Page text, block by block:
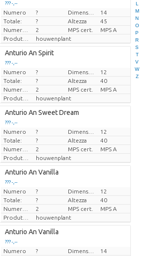
L
M
N
O
P
R
S
T
V
W
Z
??? -,--
Prezzo x uno
Loading...
??? -,--
Prezzo x uno
Loading...
??? -,--
Prezzo x uno
Loading...
??? -,--
Prezzo x uno
Loading...
??? -,--
Prezzo x uno
??? -,--
Prezzo x uno
Numero ?
14
Totale:
? Altezza
45
Numero di piante/vaso
2 MPS cert.
MPS A
Produttore
houwenplant
Anturio An Spirit
??? -,--
Prezzo x uno
Numero ?
12
Totale:
? Altezza
40
Numero di piante/vaso
2 MPS cert.
MPS A
Produttore
houwenplant
Anturio An Sweet Dream
??? -,--
Prezzo x uno
Numero ?
12
Totale:
? Altezza
40
Numero di piante/vaso
2 MPS cert.
MPS A
Produttore
houwenplant
Anturio An Vanilla
??? -,--
Prezzo x uno
Numero ?
12
Totale:
? Altezza
40
Numero di piante/vaso
2 MPS cert.
MPS A
Produttore
houwenplant
Anturio An Vanilla
??? -,--
Prezzo x uno
Numero ?
14